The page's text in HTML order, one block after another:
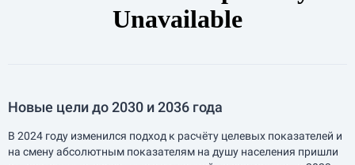
Новые цели до 2030 и 2036 года
В 2024 году изменился подход к расчёту целевых показателей и
на смену абсолютным показателям на душу населения пришли